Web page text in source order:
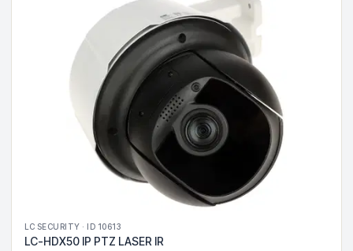
LC SECURITY · ID 10613
LC-HDX50 IP PTZ LASER IR